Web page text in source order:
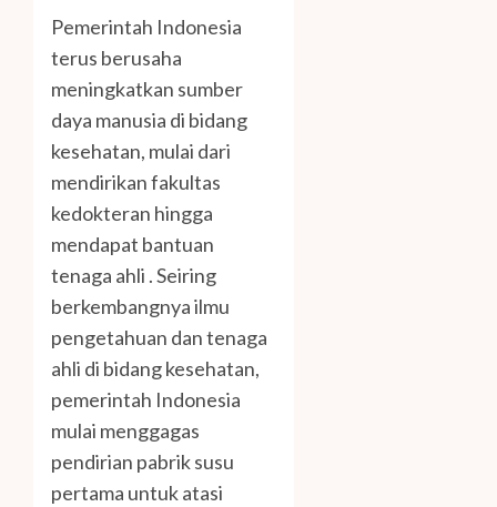
Pemerintah Indonesia
terus berusaha
meningkatkan sumber
daya manusia di bidang
kesehatan, mulai dari
mendirikan fakultas
kedokteran hingga
mendapat bantuan
tenaga ahli . Seiring
berkembangnya ilmu
pengetahuan dan tenaga
ahli di bidang kesehatan,
pemerintah Indonesia
mulai menggagas
pendirian pabrik susu
pertama untuk atasi